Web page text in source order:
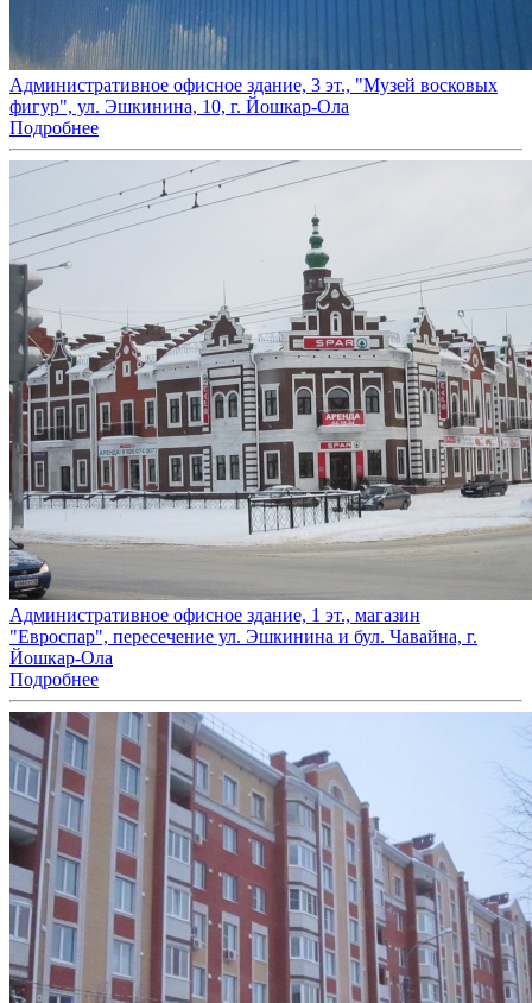
Административное офисное здание, 3 эт., "Музей восковых
фигур", ул. Эшкинина, 10, г. Йошкар-Ола
Подробнее
Административное офисное здание, 1 эт., магазин
"Евроспар", пересечение ул. Эшкинина и бул. Чавайна, г.
Йошкар-Ола
Подробнее